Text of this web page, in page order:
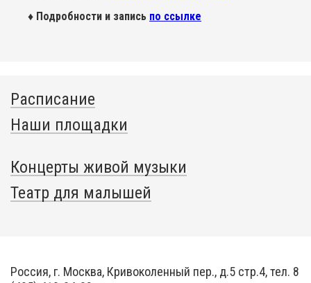
♦ Подробности и запись по ссылке
Расписание
Наши площадки
Концерты живой музыки
Театр для малышей
Россия, г. Москва, Кривоколенный пер., д.5 стр.4, тел. 8